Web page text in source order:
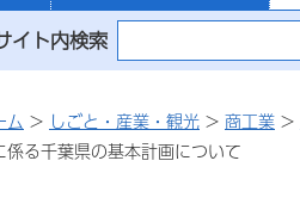
イト内検索
ム > しごと・産業・観光 > 商工業 >
係る千葉県の基本計画について